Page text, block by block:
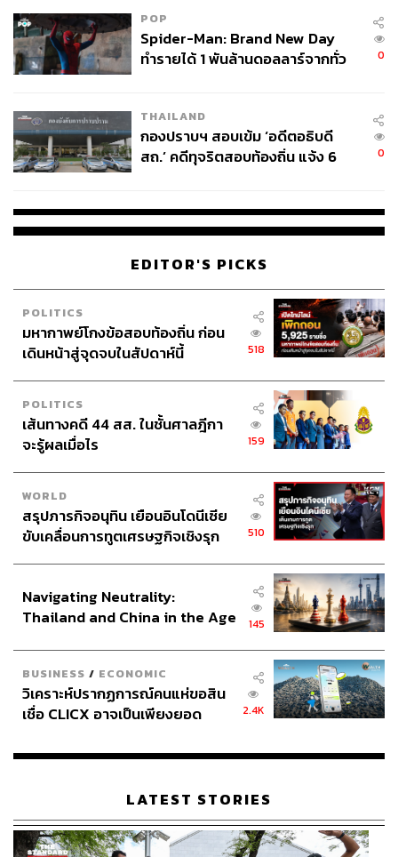
POP
Spider-Man: Brand New Day
ทำรายได้ 1 พันล้านดอลลาร์จากทั่ว
0
THAILAND
กองปราบฯ สอบเข้ม ‘อดีตอธิบดี
สถ.’ คดีทุจริตสอบท้องถิ่น แจ้ง 6
0
EDITOR'S PICKS
POLITICS
มหากาพย์โกงข้อสอบท้องถิ่น ก่อน
เดินหน้าสู่จุดจบในสัปดาห์นี้
518
POLITICS
เส้นทางคดี 44 สส. ในชั้นศาลฎีกา
จะรู้ผลเมื่อไร
159
WORLD
สรุปภารกิจอนุทิน เยือนอินโดนีเซีย
ขับเคลื่อนการทูตเศรษฐกิจเชิงรุก
510
Navigating Neutrality:
Thailand and China in the Age
145
BUSINESS / ECONOMIC
วิเคราะห์ปรากฏการณ์คนแห่ขอสิน
เชื่อ CLICX อาจเป็นเพียงยอด
เรือนไทยที่ถูกซุกไว้
2.4K
LATEST STORIES